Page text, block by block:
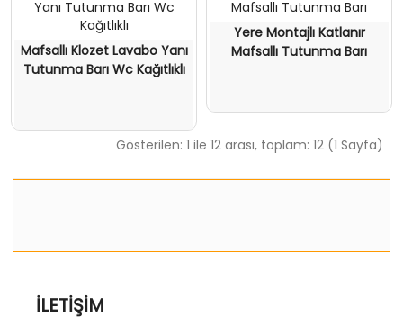
Mafsallı Klozet Lavabo Yanı
Tutunma Barı Wc Kağıtlıklı
Yere Montajlı Katlanır
Mafsallı Tutunma Barı
Gösterilen: 1 ile 12 arası, toplam: 12 (1 Sayfa)
İLETIŞIM